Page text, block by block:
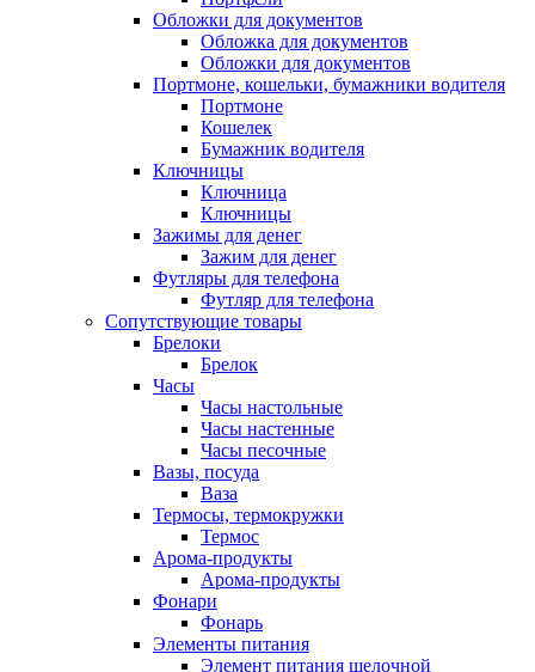
Обложки для документов
Обложка для документов
Обложки для документов
Портмоне, кошельки, бумажники водителя
Портмоне
Кошелек
Бумажник водителя
Ключницы
Ключница
Ключницы
Зажимы для денег
Зажим для денег
Футляры для телефона
Футляр для телефона
Сопутствующие товары
Брелоки
Брелок
Часы
Часы настольные
Часы настенные
Часы песочные
Вазы, посуда
Ваза
Термосы, термокружки
Термос
Арома-продукты
Арома-продукты
Фонари
Фонарь
Элементы питания
Элемент питания щелочной